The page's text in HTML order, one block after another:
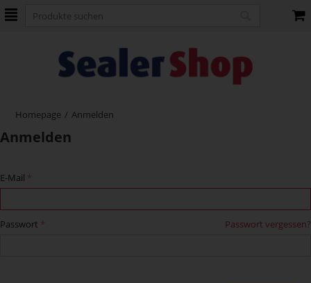
Homepage / Anmelden
Anmelden
E-Mail
Passwort Passwort vergessen?